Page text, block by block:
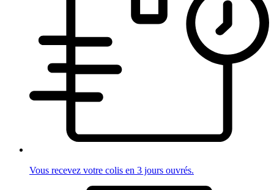
Vous recevez votre colis en 3 jours ouvrés.